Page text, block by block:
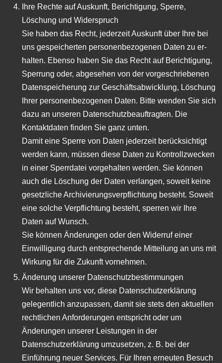
Ihre Rechte auf Auskunft, Berichtigung, Sperre,
Löschung und Widerspruch
Sie haben das Recht, jederzeit Auskunft über Ihre bei
uns gespeicherten personenbezogenen Daten zu er-
halten. Ebenso haben Sie das Recht auf Berichtigung,
Sperrung oder, abgesehen von der vorgeschriebenen
Datenspeicherung zur Geschäftsabwicklung, Löschung
Ihrer personenbezogenen Daten. Bitte wenden Sie sich
dazu an unseren Datenschutzbeauftragten. Die
Kontaktdaten finden Sie ganz unten.
Damit eine Sperre von Daten jederzeit berücksichtigt
werden kann, müssen diese Daten zu Kontrollzwecken
in einer Sperrdatei vorgehalten werden. Sie können
auch die Löschung der Daten verlangen, soweit keine
gesetzliche Archivierungsverpflichtung besteht. Soweit
eine solche Verpflichtung besteht, sperren wir Ihre
Daten auf Wunsch.
Sie können Änderungen oder den Widerruf einer
Einwilligung durch entsprechende Mitteilung an uns mit
Wirkung für die Zukunft vornehmen.
Änderung unserer Datenschutzbestimmungen
Wir behalten uns vor, diese Datenschutzerklärung
gelegentlich anzupassen, damit sie stets den aktuellen
rechtlichen Anforderungen entspricht oder um
Änderungen unserer Leistungen in der
Datenschutzerklärung umzusetzen, z. B. bei der
Einführung neuer Services. Für Ihren erneuten Besuch